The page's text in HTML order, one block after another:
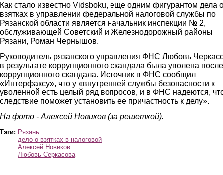
Как стало известно Vidsboku, еще одним фигурантом дела о
взятках в управлении федеральной налоговой службы по
Рязанской области является начальник инспекции № 2,
обслуживающей Советский и Железнодорожный районы
Рязани, Роман Чернышов.
Руководитель рязанского управления ФНС Любовь
в результате коррупционного скандала была уволена после
коррупционного скандала. Источник в ФНС сообщил
«Интерфаксу», что у «внутренней службы безопасности к
уволенной есть целый ряд вопросов, и в ФНС надеются,
следствие поможет установить ее причастность к делу».
На фото - Алексей Новиков (за решеткой).
Тэги: Рязань
дело о взятках в налоговой
Алексей Новиков
Любовь Серкасова